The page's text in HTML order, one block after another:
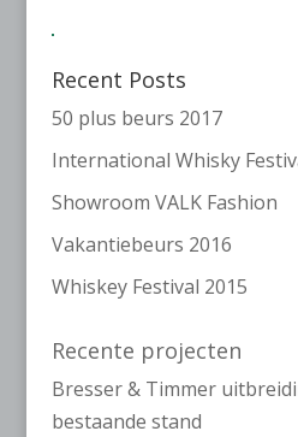
Recent Posts
50 plus beurs 2017
International Whisky
Showroom VALK Fashion
Vakantiebeurs 2016
Whiskey Festival 2015
Recente projecten
Bresser & Timmer
bestaande stand